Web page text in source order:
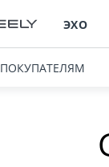
ЭХО
ПОКУПАТЕЛЯМ